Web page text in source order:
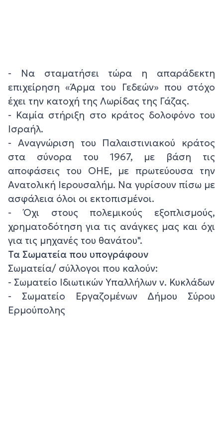
- Να σταματήσει τώρα η απαράδεκτη
επιχείρηση «Άρμα του Γεδεών» που στόχο
έχει την κατοχή της Λωρίδας της Γάζας.
- Καμία στήριξη στο κράτος δολοφόνο του
Ισραήλ.
- Αναγνώριση του Παλαιστινιακού κράτος
στα σύνορα του 1967, με βάση τις
αποφάσεις του ΟΗΕ, με πρωτεύουσα την
Ανατολική Ιερουσαλήμ. Να γυρίσουν πίσω με
ασφάλεια όλοι οι εκτοπισμένοι.
- Όχι στους πολεμικούς εξοπλισμούς,
χρηματοδότηση για τις ανάγκες μας και όχι
για τις μηχανές του θανάτου".
Τα Σωματεία που υπογράφουν
Σωματεία/ σύλλογοι που καλούν:
- Σωματείο Ιδιωτικών Υπαλλήλων ν. Κυκλάδων
- Σωματείο Εργαζομένων Δήμου Σύρου
Ερμούπολης